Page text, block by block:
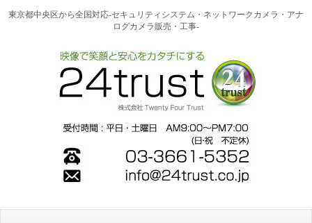
東京都中央区から全国対応-セキュリティシステム・ネットワークカメラ・アナ
ログカメラ販売・工事-